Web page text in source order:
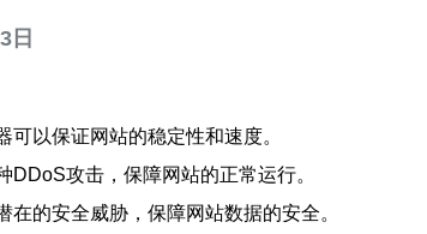
日
以保证网站的稳定性和速度。
攻击，保障网站的正常运行。
的安全威胁，保障网站数据的安全。